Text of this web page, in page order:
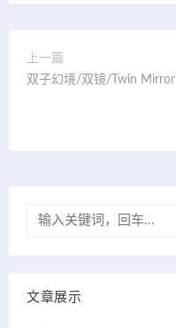
上一篇
双子幻境/双镜/Twin Mirror
文章展示